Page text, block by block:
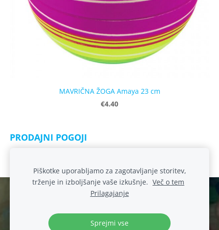
PRODAJNI POGOJI
MAVRIČNA ŽOGA Amaya 23 cm
€4.40
Spletna trgovina
Ustvarjamo domišljijo. Že od leta 1990
Piškotke uporabljamo za zagotavljanje storitev,
trženje in izboljšanje vaše izkušnje. Več o tem
Prilagajanje
Sprejmi vse